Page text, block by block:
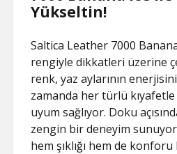
Yükseltin!
Saltica Leather 7000 Banana
rengiyle dikkatleri üzerine
renk, yaz aylarının
zamanda her türlü
uyum sağlıyor. Doku
zengin bir deneyim
hem şıklığı hem de